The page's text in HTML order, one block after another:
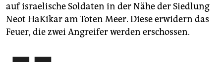
auf israelische Soldaten in der Nähe der Siedlung
Neot HaKikar am Toten Meer. Diese erwidern das
Feuer, die zwei Angreifer werden erschossen.